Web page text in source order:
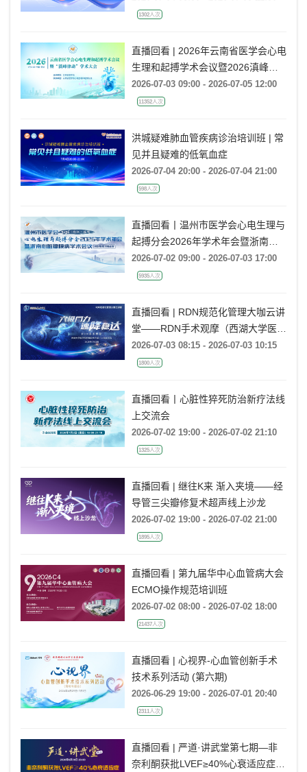
2026-07-04 08:30 - 2026-07-05 12:50
直播回看 | 2026年云南省医学会心电
生理和起搏学术会议暨2026滇峰律
动学术大会
2026-07-03 09:00 - 2026-07-05 12:00
洪城疑难肺血管疾病诊治培训班 | 常
见并且疑难的低氧血症
2026-07-04 20:00 - 2026-07-04 21:00
直播回看丨温州市医学会心电生理与
起搏分会2026年学术年会暨浙南心
脏瓣膜病学术会议
2026-07-02 09:00 - 2026-07-03 17:00
直播回看 | RDN规范化管理大咖云讲
堂——RDN手术观摩（西湖大学医学
院附属杭州市第一人民医院站）
2026-07-03 08:15 - 2026-07-03 10:15
直播回看丨心脏性猝死防治新疗法线
上交流会
2026-07-02 19:00 - 2026-07-02 21:10
直播回看 | 继往K来 渐入夹境——经
导管三尖瓣修复术超声线上沙龙
2026-07-02 19:00 - 2026-07-02 21:00
直播回看 | 第九届华中心血管病大会
ECMO操作规范培训班
2026-07-02 08:00 - 2026-07-02 18:00
直播回看 | 心视界-心血管创新手术
技术系列活动 (第六期)
2026-06-29 19:00 - 2026-07-01 20:40
直播回看 | 严道·讲武堂第七期—非